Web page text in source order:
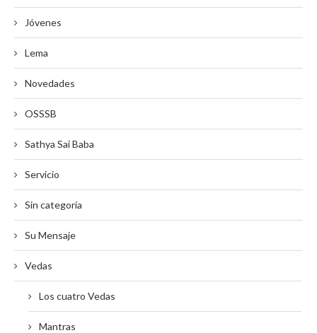
Jóvenes
Lema
Novedades
OSSSB
Sathya Sai Baba
Servicio
Sin categoría
Su Mensaje
Vedas
Los cuatro Vedas
Mantras